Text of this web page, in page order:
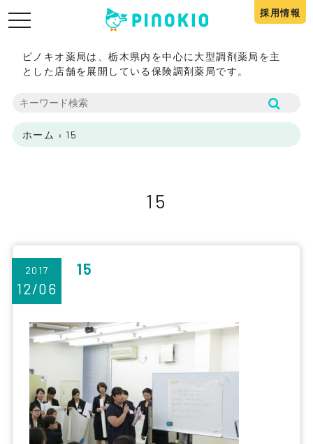
toggle
採用情報
ピノキオ薬局は、栃木県内を中心に大型調剤薬局を主
とした店舗を展開している保険調剤薬局です。
ホーム › 15
15
2017
12/06
15